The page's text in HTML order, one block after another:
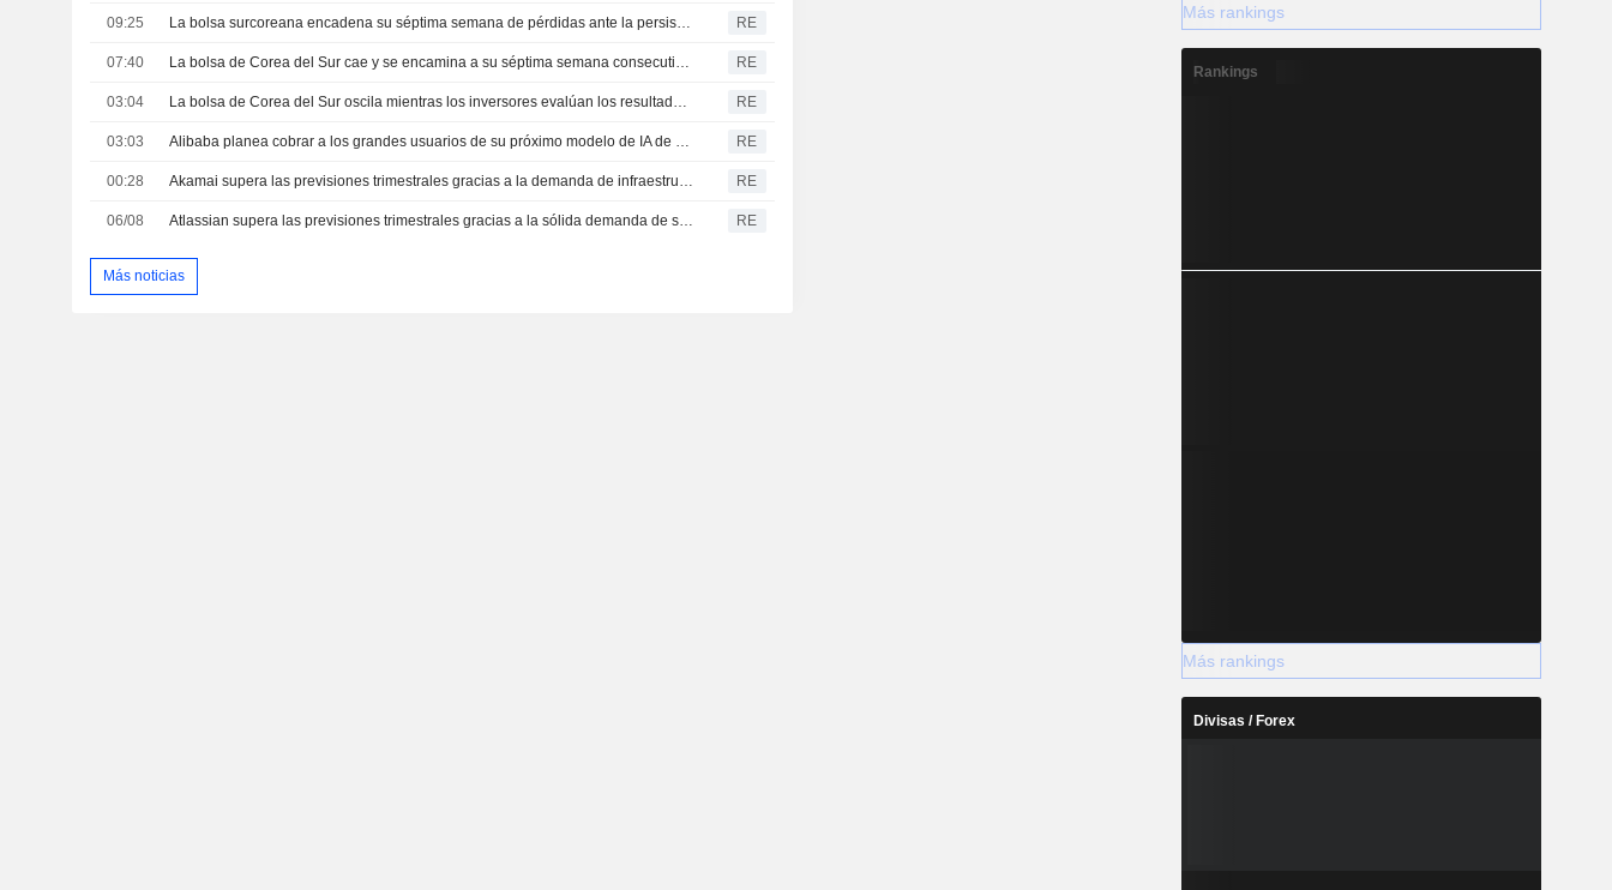
09:25 La bolsa surcoreana encadena su séptima semana de pérdidas ante la persistente inquietud por la IA y los chips RE
07:40 La bolsa de Corea del Sur cae y se encamina a su séptima semana consecutiva de pérdidas RE
03:04 La bolsa de Corea del Sur oscila mientras los inversores evalúan los resultados en Estados Unidos RE
03:03 Alibaba planea cobrar a los grandes usuarios de su próximo modelo de IA de código abierto, según fuentes RE
00:28 Akamai supera las previsiones trimestrales gracias a la demanda de infraestructuras en la nube RE
06/08 Atlassian supera las previsiones trimestrales gracias a la sólida demanda de servicios en la nube RE
Más noticias
Más rankings
Rankings
Más rankings
Divisas / Forex